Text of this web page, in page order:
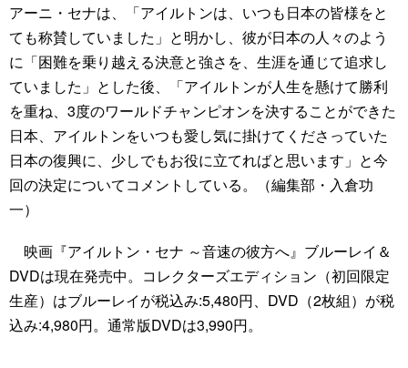
アーニ・セナは、「アイルトンは、いつも日本の皆様をと
ても称賛していました」と明かし、彼が日本の人々のよう
に「困難を乗り越える決意と強さを、生涯を通じて追求し
ていました」とした後、「アイルトンが人生を懸けて勝利
を重ね、3度のワールドチャンピオンを決することができた
日本、アイルトンをいつも愛し気に掛けてくださっていた
日本の復興に、少しでもお役に立てればと思います」と今
回の決定についてコメントしている。（編集部・入倉功
一）
映画『アイルトン・セナ ～音速の彼方へ』ブルーレイ＆
DVDは現在発売中。コレクターズエディション（初回限定
生産）はブルーレイが税込み:5,480円、DVD（2枚組）が税
込み:4,980円。通常版DVDは3,990円。